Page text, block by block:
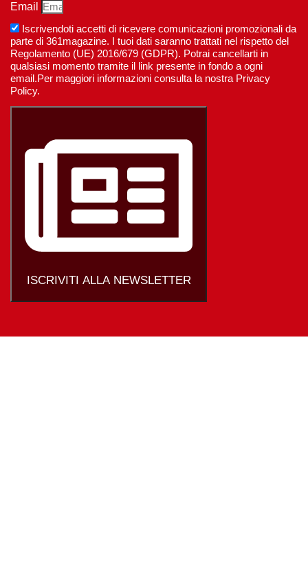
Email
Iscrivendoti accetti di ricevere comunicazioni promozionali da
parte di 361magazine. I tuoi dati saranno trattati nel rispetto del
Regolamento (UE) 2016/679 (GDPR). Potrai cancellarti in
qualsiasi momento tramite il link presente in fondo a ogni
email.Per maggiori informazioni consulta la nostra Privacy
Policy.
ISCRIVITI ALLA NEWSLETTER